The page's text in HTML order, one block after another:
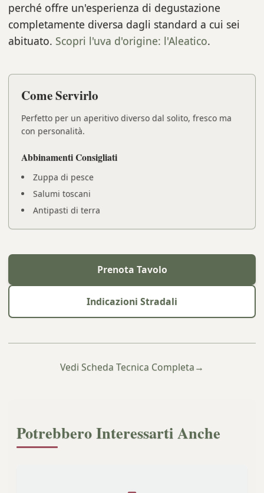
perché offre un'esperienza di degustazione
completamente diversa dagli standard a cui sei
abituato. Scopri l'uva d'origine: l'Aleatico.
Come Servirlo
Perfetto per un aperitivo diverso dal solito, fresco ma
con personalità.
Abbinamenti Consigliati
Zuppa di pesce
Salumi toscani
Antipasti di terra
Prenota Tavolo
Indicazioni Stradali
Vedi Scheda Tecnica Completa→
Potrebbero Interessarti Anche